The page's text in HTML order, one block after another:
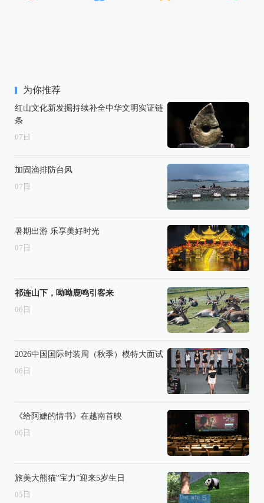
为你推荐
红山文化新发掘持续补全中华文明实证链
条
07 日
加固渔排防台风
07 日
暑期出游 乐享美好时光
07 日
祁连山下，呦呦鹿鸣引客来
06 日
2026中国国际时装周（秋季）模特大面试
06 日
《给阿嬷的情书》在越南首映
06 日
旅美大熊猫“宝力”迎来5岁生日
05 日